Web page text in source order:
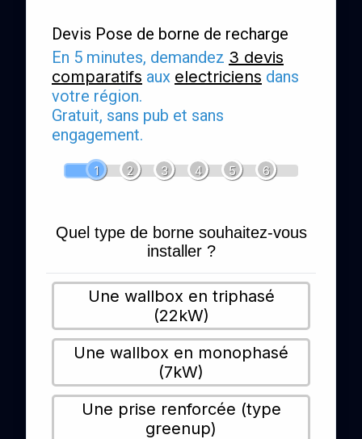
Devis Pose de borne de recharge
En 5 minutes, demandez 3 devis
comparatifs aux electriciens dans
votre région.
Gratuit, sans pub et sans
engagement.
1 2 3 4 5 6
Quel type de borne souhaitez-vous
installer ?
Une wallbox en triphasé
(22kW)
Une wallbox en monophasé
(7kW)
Une prise renforcée (type
greenup)